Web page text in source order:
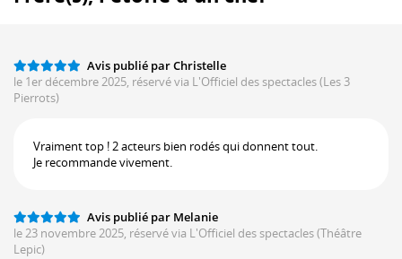
Avis publié par Christelle
le 1er décembre 2025, réservé via L'Officiel des spectacles(Les 3
Pierrots)
Vraiment top ! 2 acteurs bien rodés qui donnent tout.
Je recommande vivement.
Avis publié par Melanie
le 23 novembre 2025, réservé via L'Officiel des spectacles(Théâtre
Lepic)